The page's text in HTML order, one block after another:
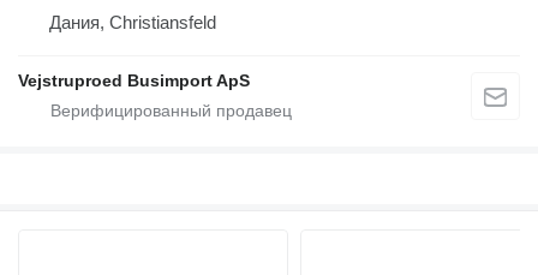
Дания, Christiansfeld
Vejstruproed Busimport ApS